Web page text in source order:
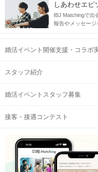
しあわせエピ
IBJ Matchingで出
報告やメッセージ
婚活イベント開催支援・コラボ
スタッフ紹介
婚活イベントスタッフ募集
接客・接遇コンテスト